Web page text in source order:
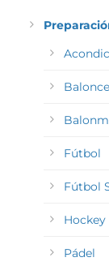
Fútbol
Fútbol
Pádel